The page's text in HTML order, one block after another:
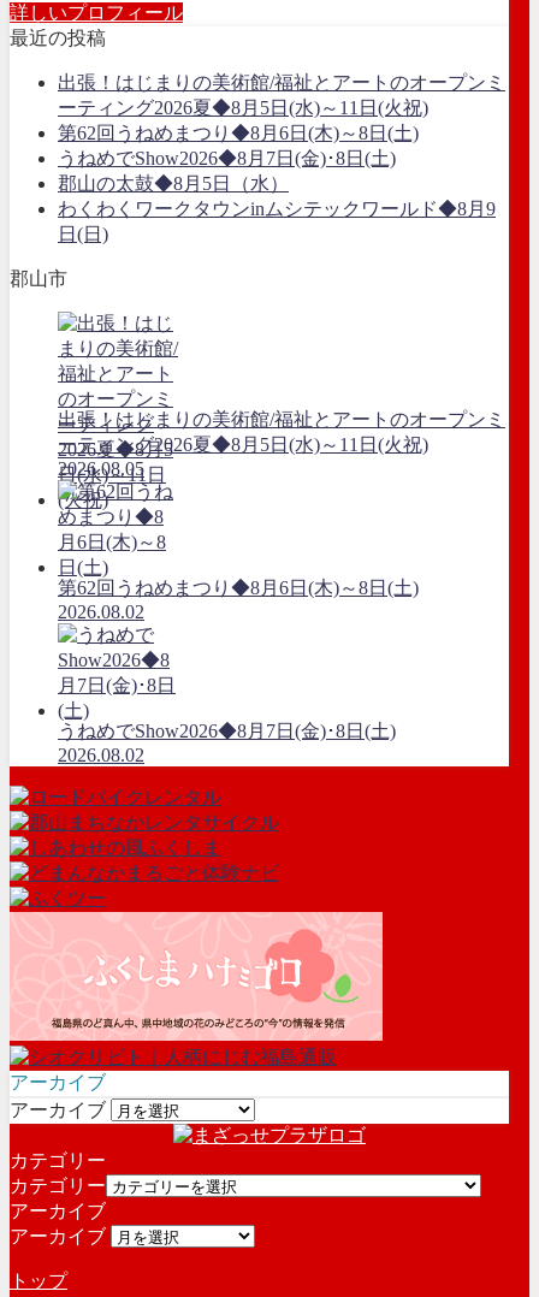
詳しいプロフィール
最近の投稿
出張！はじまりの美術館/福祉とアートのオープンミ
ーティング2026夏◆8月5日(水)～11日(火祝)
第62回うねめまつり◆8月6日(木)～8日(土)
うねめでShow2026◆8月7日(金)･8日(土)
郡山の太鼓◆8月5日（水）
わくわくワークタウンinムシテックワールド◆8月9
日(日)
郡山市
出張！はじまりの美術館/福祉とアートのオープンミ
ーティング2026夏◆8月5日(水)～11日(火祝)
2026.08.05
第62回うねめまつり◆8月6日(木)～8日(土)
2026.08.02
うねめでShow2026◆8月7日(金)･8日(土)
2026.08.02
アーカイブ
アーカイブ
カテゴリー
カテゴリー
アーカイブ
アーカイブ
トップ